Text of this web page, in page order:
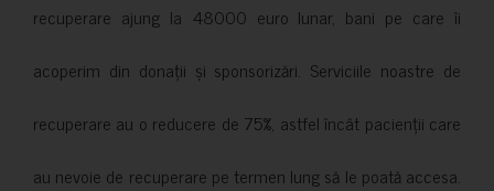
recuperare ajung la 48000 euro lunar, bani pe care îi
acoperim din donații și sponsorizări. Serviciile noastre de
recuperare au o reducere de 75%, astfel încât pacienții care
au nevoie de recuperare pe termen lung să le poată accesa.